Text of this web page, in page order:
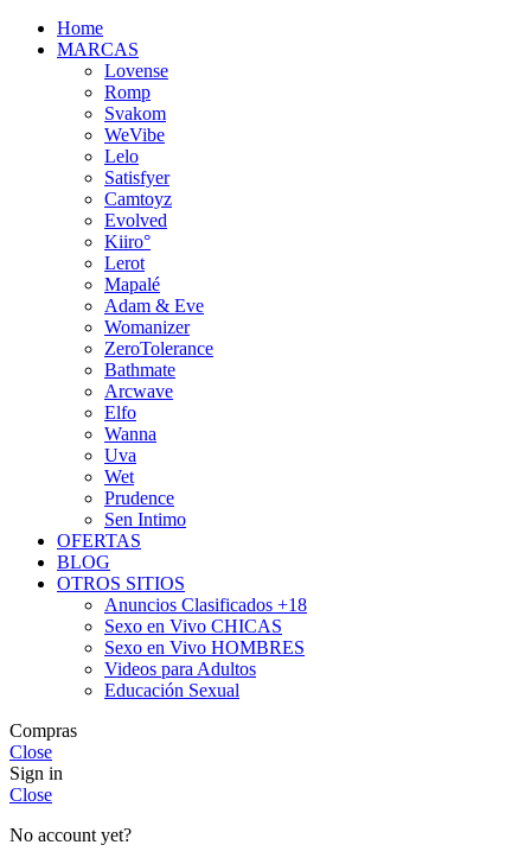
Home
MARCAS
Lovense
Romp
Svakom
WeVibe
Lelo
Satisfyer
Camtoyz
Evolved
Kiiro°
Lerot
Mapalé
Adam & Eve
Womanizer
ZeroTolerance
Bathmate
Arcwave
Elfo
Wanna
Uva
Wet
Prudence
Sen Intimo
OFERTAS
BLOG
OTROS SITIOS
Anuncios Clasificados +18
Sexo en Vivo CHICAS
Sexo en Vivo HOMBRES
Videos para Adultos
Educación Sexual
Compras
Close
Sign in
Close
No account yet?